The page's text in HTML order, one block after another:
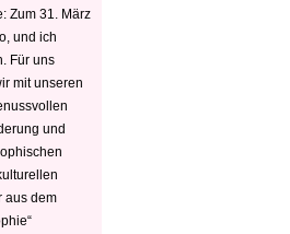
Zum 31. März
und ich
Für uns
mit unseren
und
aus dem